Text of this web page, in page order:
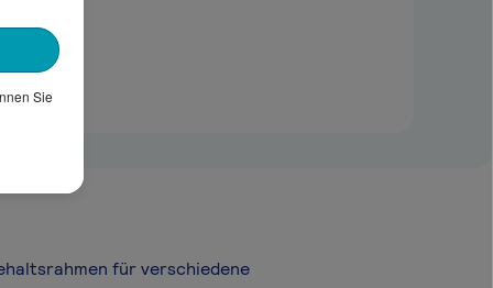
für verschiedene
Sie